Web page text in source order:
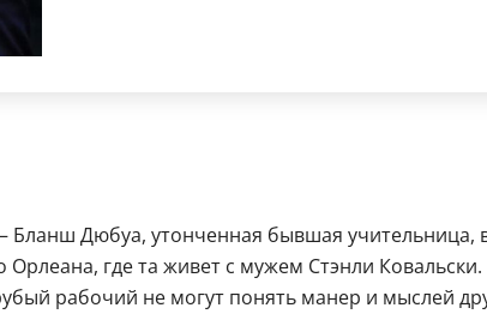
Бланш Дюбуа, утонченная бывшая
где та живет с мужем Стэнли
рабочий не могут понять манер и мыслей